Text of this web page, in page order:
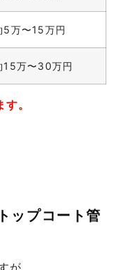
5万〜15万円
15万〜30万円
。
ップコート管
が、